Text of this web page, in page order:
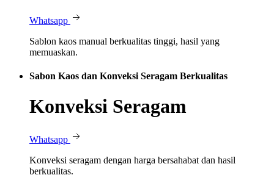
Whatsapp
Sablon kaos manual berkualitas tinggi, hasil yang
memuaskan.
Sabon Kaos dan Konveksi Seragam Berkualitas
Konveksi Seragam
Whatsapp
Konveksi seragam dengan harga bersahabat dan hasil
berkualitas.